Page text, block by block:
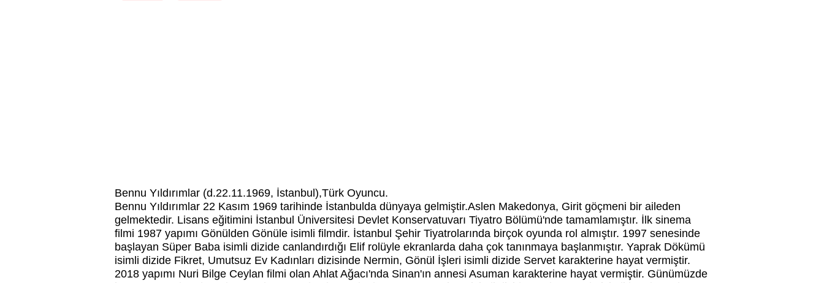
Bennu Yıldırımlar (d.22.11.1969, İstanbul),Türk Oyuncu.
Bennu Yıldırımlar 22 Kasım 1969 tarihinde İstanbulda dünyaya gelmiştir.Aslen Makedonya, Girit göçmeni bir aileden
gelmektedir. Lisans eğitimini İstanbul Üniversitesi Devlet Konservatuvarı Tiyatro Bölümü'nde tamamlamıştır. İlk sinema
filmi 1987 yapımı Gönülden Gönüle isimli filmdir. İstanbul Şehir Tiyatrolarında birçok oyunda rol almıştır. 1997 senesinde
başlayan Süper Baba isimli dizide canlandırdığı Elif rolüyle ekranlarda daha çok tanınmaya başlanmıştır. Yaprak Dökümü
isimli dizide Fikret, Umutsuz Ev Kadınları dizisinde Nermin, Gönül İşleri isimli dizide Servet karakterine hayat vermiştir.
2018 yapımı Nuri Bilge Ceylan filmi olan Ahlat Ağacı'nda Sinan'ın annesi Asuman karakterine hayat vermiştir. Günümüzde